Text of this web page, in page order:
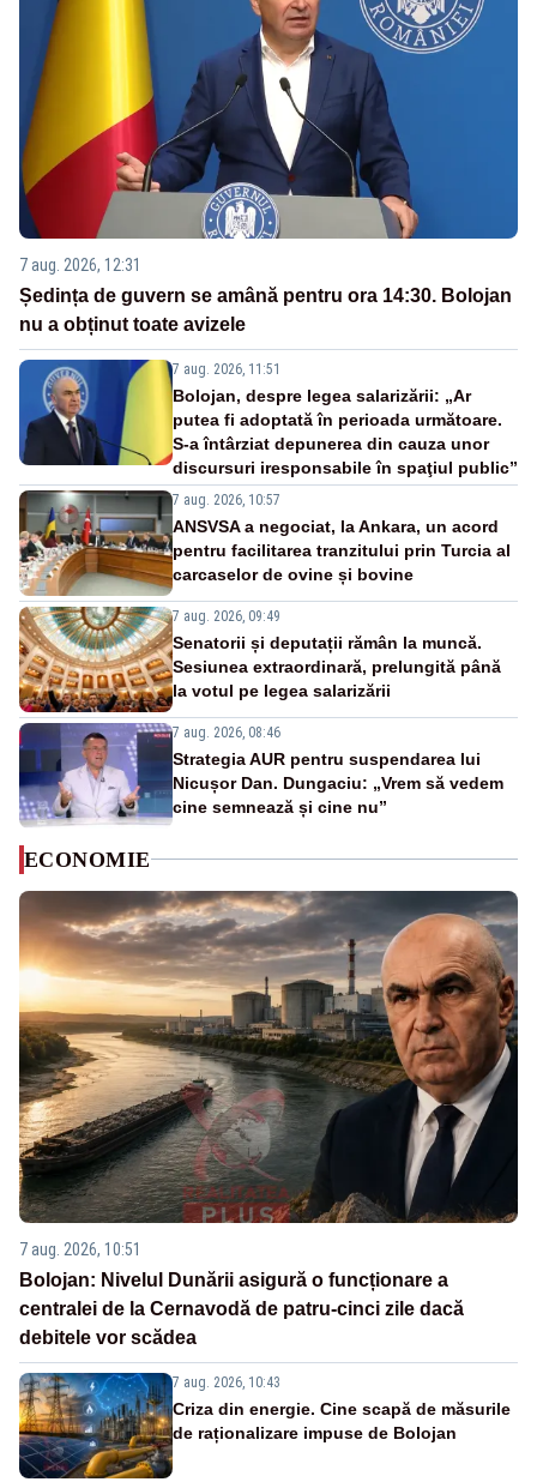
7 aug. 2026, 12:31
Ședința de guvern se amână pentru ora 14:30. Bolojan
nu a obținut toate avizele
7 aug. 2026, 11:51
Bolojan, despre legea salarizării: „Ar
putea fi adoptată în perioada următoare.
S-a întârziat depunerea din cauza unor
discursuri iresponsabile în spaţiul public”
7 aug. 2026, 10:57
ANSVSA a negociat, la Ankara, un acord
pentru facilitarea tranzitului prin Turcia al
carcaselor de ovine și bovine
7 aug. 2026, 09:49
Senatorii și deputații rămân la muncă.
Sesiunea extraordinară, prelungită până
la votul pe legea salarizării
7 aug. 2026, 08:46
Strategia AUR pentru suspendarea lui
Nicușor Dan. Dungaciu: „Vrem să vedem
cine semnează și cine nu”
ECONOMIE
7 aug. 2026, 10:51
Bolojan: Nivelul Dunării asigură o funcționare a
centralei de la Cernavodă de patru-cinci zile dacă
debitele vor scădea
7 aug. 2026, 10:43
Criza din energie. Cine scapă de măsurile
de raționalizare impuse de Bolojan